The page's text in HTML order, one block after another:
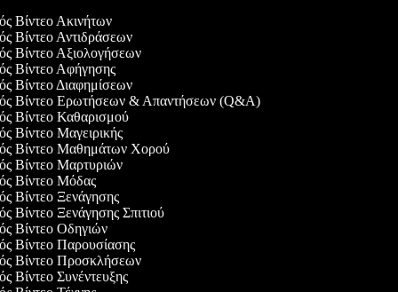
Βίντεο Ακινήτων
Βίντεο Αντιδράσεων
Βίντεο Αξιολογήσεων
Βίντεο Αφήγησης
Βίντεο Διαφημίσεων
Βίντεο Ερωτήσεων & Απαντήσεων (Q&A)
Βίντεο Καθαρισμού
Βίντεο Μαγειρικής
Βίντεο Μαθημάτων Χορού
Βίντεο Μαρτυριών
Βίντεο Μόδας
Βίντεο Ξενάγησης
Βίντεο Ξενάγησης Σπιτιού
Βίντεο Οδηγιών
Βίντεο Παρουσίασης
Βίντεο Προσκλήσεων
Βίντεο Συνέντευξης